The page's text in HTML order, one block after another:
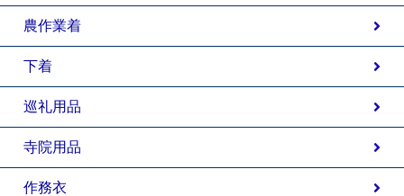
農作業着
下着
巡礼用品
寺院用品
作務衣